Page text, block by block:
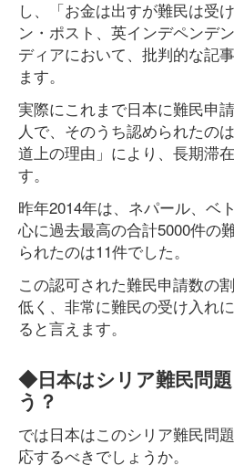
し、「お金は出すが難民は受
ン・ポスト、英インデペンデ
ディアにおいて、批判的な記
ます。
実際にこれまで日本に難民申
人で、そのうち認められたの
道上の理由」により、長期滞
す。
昨年2014年は、ネパール、ベ
心に過去最高の合計5000件の
られたのは11件でした。
この認可された難民申請数の
低く、非常に難民の受け入れ
ると言えます。
◆日本はシリア難民問
う？
では日本はこのシリア難民問
応するべきでしょうか。